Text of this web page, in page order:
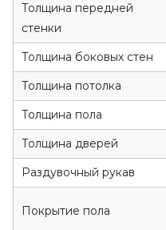
Толщина передней
стенки
Толщина боковых стен
Толщина потолка
Толщина пола
Толщина дверей
Раздувочный рукав
Покрытие пола